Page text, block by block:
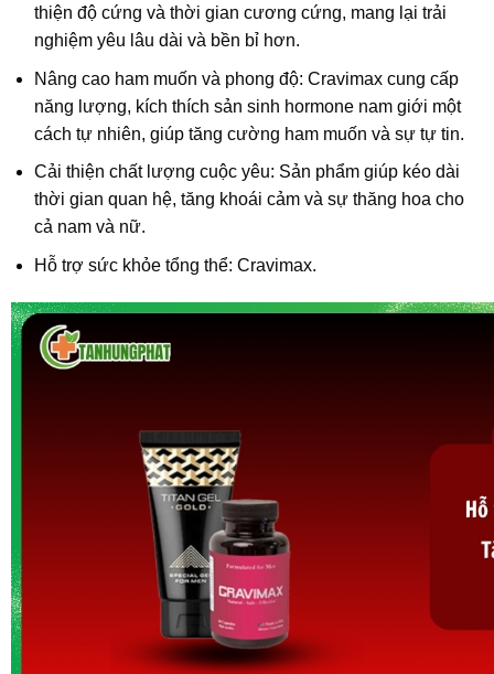
thiện độ cứng và thời gian cương cứng, mang lại trải
nghiệm yêu lâu dài và bền bỉ hơn.
Nâng cao ham muốn và phong độ: Cravimax cung cấp
năng lượng, kích thích sản sinh hormone nam giới một
cách tự nhiên, giúp tăng cường ham muốn và sự tự tin.
Cải thiện chất lượng cuộc yêu: Sản phẩm giúp kéo dài
thời gian quan hệ, tăng khoái cảm và sự thăng hoa cho
cả nam và nữ.
Hỗ trợ sức khỏe tổng thể: Cravimax.